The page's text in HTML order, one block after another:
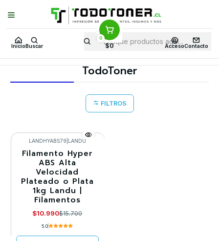
Inicio Buscar
0
$0 AccesoContacto
Puedes Elegir: Comprar enTienda· Despachoa Todo Chile · Retiro en
Tienda en24 Horas
Inicio FilamentoOfertas CD 40 en TodoToner
FilamentoOfertas CD 40 en
TodoToner
FILTROS
-30%
Agotado
LANDHYABS79 LANDU
Filamento Hyper
ABS Alta
Velocidad
Plateado o Plata
1kg Landu |
Filamentos
$10.990$15.700
5.0